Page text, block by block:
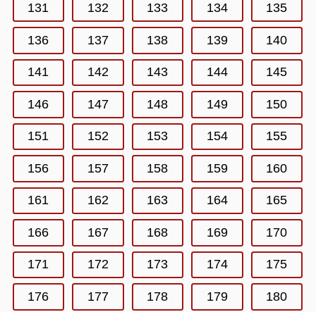
131 132 133 134 135
136 137 138 139 140
141 142 143 144 145
146 147 148 149 150
151 152 153 154 155
156 157 158 159 160
161 162 163 164 165
166 167 168 169 170
171 172 173 174 175
176 177 178 179 180